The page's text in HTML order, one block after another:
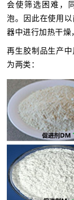
会使筛选困难，
泡。因此在使用
器中进行加热干燥
再生胶制品生产
为两类：